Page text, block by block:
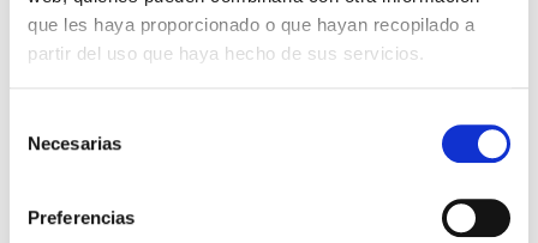
que les haya proporcionado o que hayan recopilado a
partir del uso que haya hecho de sus servicios.
Necesarias
Preferencias